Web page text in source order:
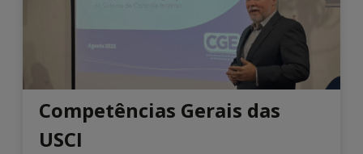
Competências Gerais das
USCI